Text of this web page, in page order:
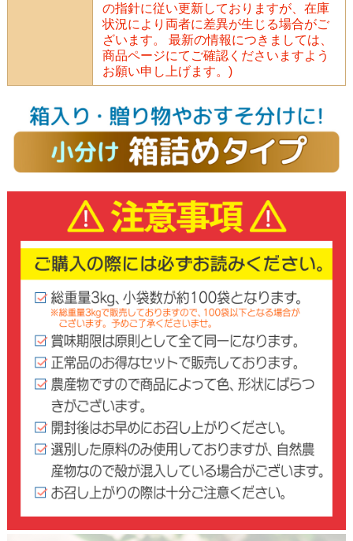
の指針に従い更新しておりますが、在庫
状況により両者に差異が生じる場合がご
ざいます。 最新の情報につきましては、
商品ページにてご確認くださいますよう
お願い申し上げます。)